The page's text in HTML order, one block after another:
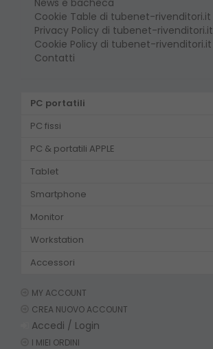
Cookie Table di tubenet-rivenditori.it
Privacy Policy di tubenet-rivenditori.it
Cookie Policy di tubenet-rivenditori.it
Contatti
PC portatili
PC fissi
PC & portatili APPLE
Tablet
Smartphone
Monitor
Workstation
Accessori
MY ACCOUNT
CREA NUOVO ACCOUNT
Accedi / Login
I MIEI ORDINI